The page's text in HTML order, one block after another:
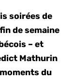
soirées de
de semaine
– et
Mathurin
du